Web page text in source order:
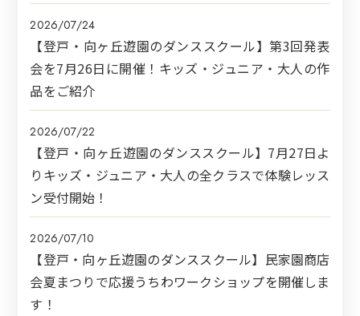
2026/07/24
【登戸・向ヶ丘遊園のダンススクール】第3回発表
会を7月26日に開催！キッズ・ジュニア・大人の作
品をご紹介
2026/07/22
【登戸・向ヶ丘遊園のダンススクール】7月27日よ
りキッズ・ジュニア・大人の全クラスで体験レッス
ン受付開始！
2026/07/10
【登戸・向ヶ丘遊園のダンススクール】民家園商店
会夏まつりで応援うちわワークショップを開催しま
す！